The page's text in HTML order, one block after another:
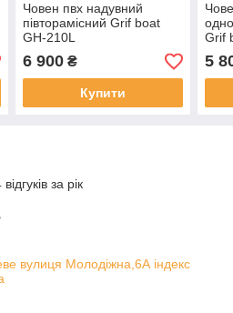
Човен пвх надувний
півторамісний Grif boat
GH-210L
6 900₴
Купити
Grif
5
за рік
вулиця Молодіжна,6А індекс